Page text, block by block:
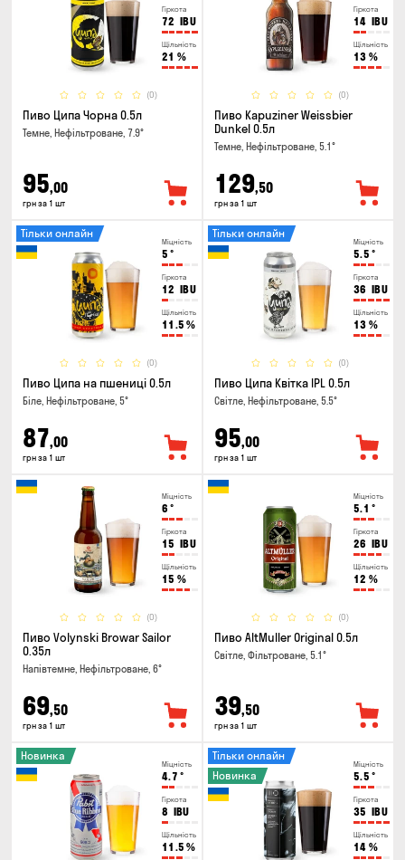
Гіркота
72 IBU
Щільність
21 %
(0)
Пиво Ципа Чорна 0.5л
Темне, Нефільтроване, 7.9°
95,00
грн за 1 шт
Гіркота
14 IBU
Щільність
13 %
(0)
Пиво Kapuziner Weissbier
Dunkel 0.5л
Темне, Нефільтроване, 5.1°
129,50
грн за 1 шт
Міцність
5 °
Гіркота
12 IBU
Щільність
11.5 %
(0)
Тільки онлайн
Пиво Ципа на пшениці 0.5л
Біле, Нефільтроване, 5°
87,00
грн за 1 шт
Міцність
5.5 °
Гіркота
36 IBU
Щільність
13 %
(0)
Тільки онлайн
Пиво Ципа Квітка IPL 0.5л
Світле, Нефільтроване, 5.5°
95,00
грн за 1 шт
Міцність
6 °
Гіркота
15 IBU
Щільність
15 %
(0)
Пиво Volynski Browar Sailor
0.35л
Напівтемне, Нефільтроване, 6°
69,50
грн за 1 шт
Міцність
5.1 °
Гіркота
26 IBU
Щільність
12 %
(0)
Пиво AltMuller Original 0.5л
Світле, Фільтроване, 5.1°
39,50
грн за 1 шт
Міцність
4.7 °
Гіркота
8 IBU
Щільність
11.5 %
Новинка
Міцність
5.5 °
Гіркота
35 IBU
Щільність
14 %
Тільки онлайн
Новинка